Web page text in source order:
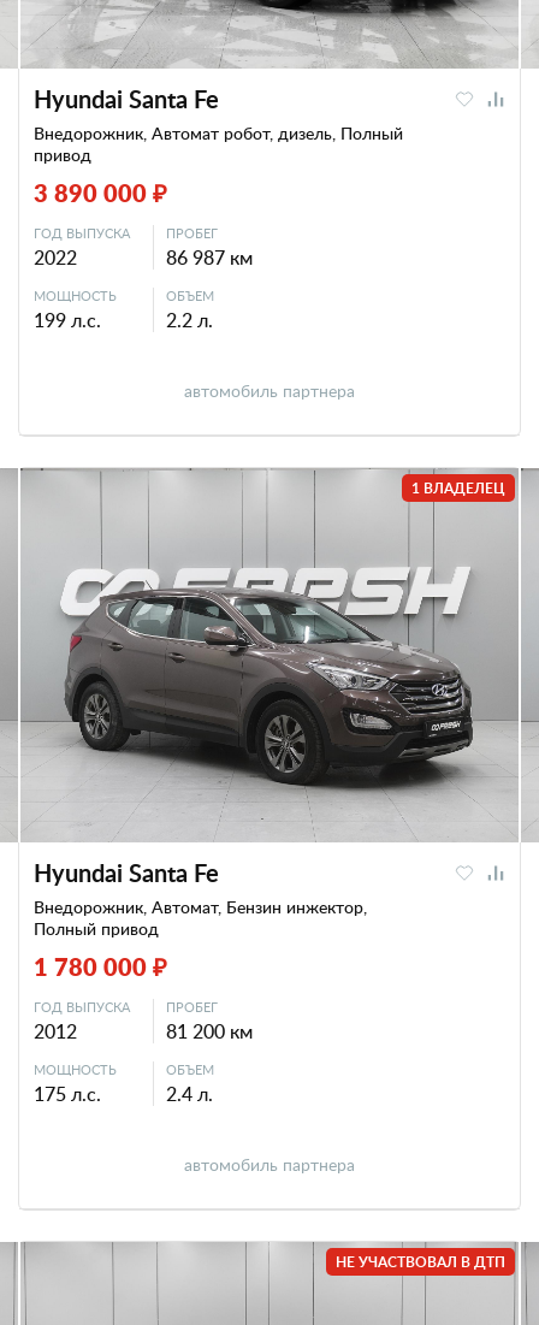
Hyundai Santa Fe
Внедорожник, Автомат робот, дизель, Полный
привод
3 890 000 ₽
ГОД ВЫПУСКА
2022
ПРОБЕГ
86 987 км
МОЩНОСТЬ
199 л.с.
ОБЪЕМ
2.2 л.
автомобиль партнера
1 ВЛАДЕЛЕЦ
Hyundai Santa Fe
Внедорожник, Автомат, Бензин инжектор,
Полный привод
1 780 000 ₽
ГОД ВЫПУСКА
2012
ПРОБЕГ
81 200 км
МОЩНОСТЬ
175 л.с.
ОБЪЕМ
2.4 л.
автомобиль партнера
НЕ УЧАСТВОВАЛ В ДТП